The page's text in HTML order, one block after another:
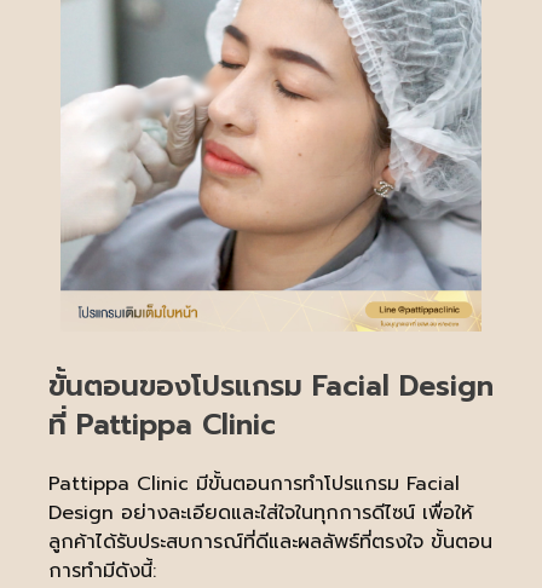
ขั้นตอนของโปรแกรม Facial Design
ที่ Pattippa Clinic
Pattippa Clinic มีขั้นตอนการทำโปรแกรม Facial
Design อย่างละเอียดและใส่ใจในทุกการดีไซน์ เพื่อให้
ลูกค้าได้รับประสบการณ์ที่ดีและผลลัพธ์ที่ตรงใจ ขั้นตอน
การทำมีดังนี้: